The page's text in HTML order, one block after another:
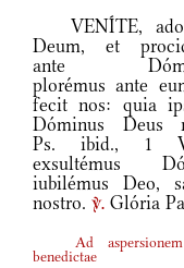
VENÍTE,
Deum, et
ante
plorémus ante
fecit nos: quia
Dóminus Deus
Ps. ibid., 1
exsultémus
iubilémus Deo,
nostro. v. Glória
Ad aspersionem
benedictae